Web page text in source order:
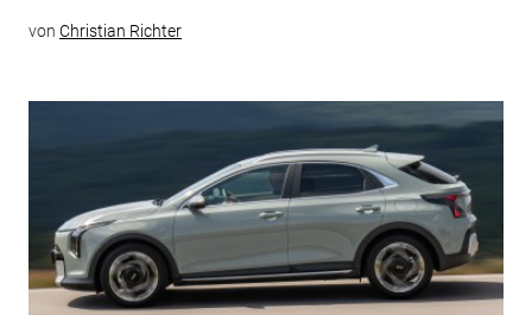
von Christian Richter